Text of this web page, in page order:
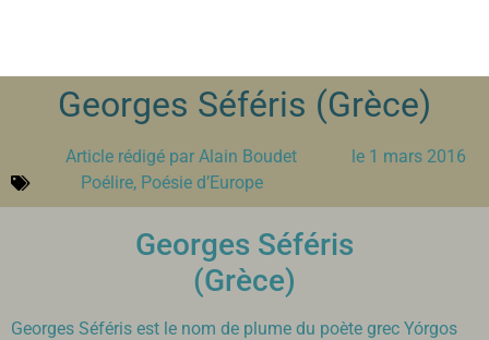
Georges Séféris (Grèce)
Article rédigé par Alain Boudet le 1 mars 2016
Poélire, Poésie d’Europe
Georges Séféris
(Grèce)
Georges Séféris est le nom de plume du poète grec Yórgos